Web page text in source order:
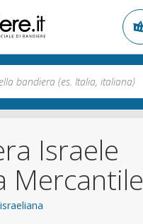
Israele
Mercantile